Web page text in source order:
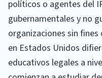
políticos o agentes del
gubernamentales y no
organizaciones sin
en Estados Unidos
educativos legales a